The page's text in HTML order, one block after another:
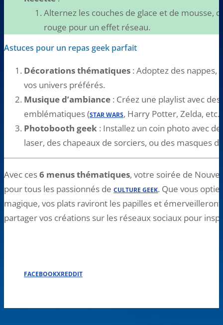
Alternez les couches de glace et de mousse,
rouge pour un effet réseau.
Astuces pour un repas geek parfait
Décorations thématiques : Adoptez des nappes,
vos univers préférés.
Musique d’ambiance : Créez une playlist avec
emblématiques (STAR WARS, Harry Potter, Zelda,
Photobooth geek : Installez un coin photo avec
laser, des chapeaux de sorciers, ou des masques
Avec ces6 menus thématiques, votre soirée de
pour tous les passionnés de CULTURE GEEK. Que vous
magique, vos plats raviront les papilles et émerveilleront
partager vos créations sur les réseaux sociaux pour
FACEBOOKXREDDIT